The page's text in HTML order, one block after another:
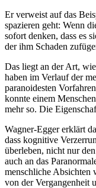
Er verweist auf das
spazieren geht: Wenn
sofort denken, dass es
der ihm Schaden
Das liegt an der Art,
haben im Verlauf der
paranoidesten
konnte einem
mehr so. Die
Wagner-Egger erklärt
dass kognitive
überleben, nicht nur
auch an das
menschliche Absichten
von der Vergangenheit